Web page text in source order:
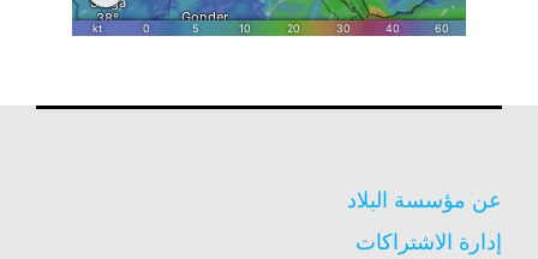
عن مؤسسة البلاد
إدارة الاشتراكات